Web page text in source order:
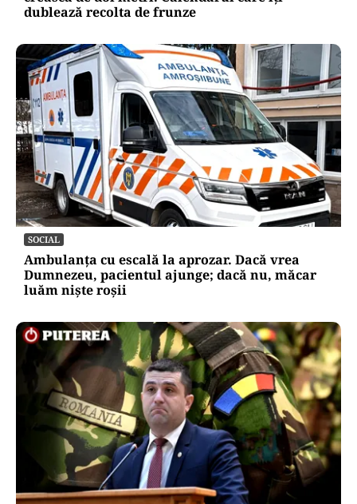
dublează recolta de frunze
SOCIAL
Ambulanța cu escală la aprozar. Dacă vrea
Dumnezeu, pacientul ajunge; dacă nu, măcar
luăm niște roșii